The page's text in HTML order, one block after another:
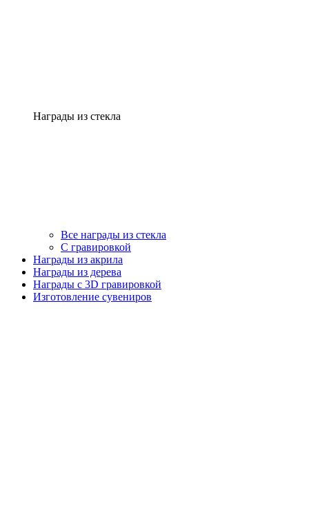
Награды из стекла
Все награды из стекла
С гравировкой
Награды из акрила
Награды из дерева
Награды с 3D гравировкой
Изготовление сувениров